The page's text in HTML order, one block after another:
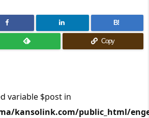
B!
Copy
variable $post in
kansolink.com/public_html/